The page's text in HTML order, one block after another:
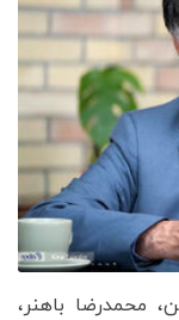
محمدرضا باهنر،